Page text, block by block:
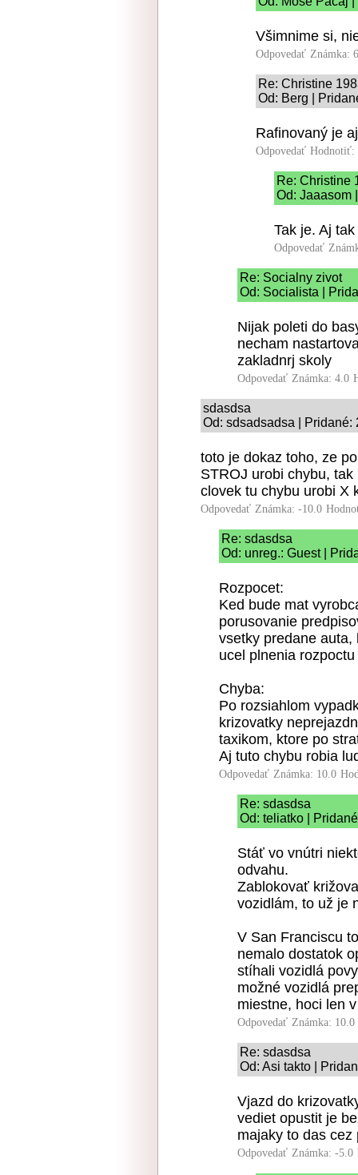
Všimnime si,
Odpovedať Známka:
Re: Christine
Od: Berg |
Rafinovaný je
Odpovedať Hodnotiť:
Re: Christine
Od: Jaaasom
Tak je. Aj
Odpovedať
Re: Socialny zivot
Od: Socialista |
Nijak poleti do
necham
zakladnrj skoly
Odpovedať Známka: 4.0
sdasdsa
Od: sdsadsadsa | Pridané:
toto je dokaz toho, ze
STROJ urobi chybu,
clovek tu chybu urobi X
Odpovedať Známka: -10.0
Re: sdasdsa
Od: unreg.: Guest |
Rozpocet:
Ked bude mat
porusovanie
vsetky predane
ucel plnenia
Chyba:
Po rozsiahlom
krizovatky
taxikom, ktore po
Aj tuto chybu robia
Odpovedať Známka: 10.0
Re: sdasdsa
Od: teliatko |
Stáť vo vnútri
odvahu.
Zablokovať
vozidlám, to už je
V San Franciscu
nemalo dostatok
stíhali vozidlá
možné vozidlá
miestne, hoci len
Odpovedať Známka: 10.0
Re: sdasdsa
Od: Asi takto |
Vjazd do
vediet opustit je
majaky to das
Odpovedať Známka: -5.0